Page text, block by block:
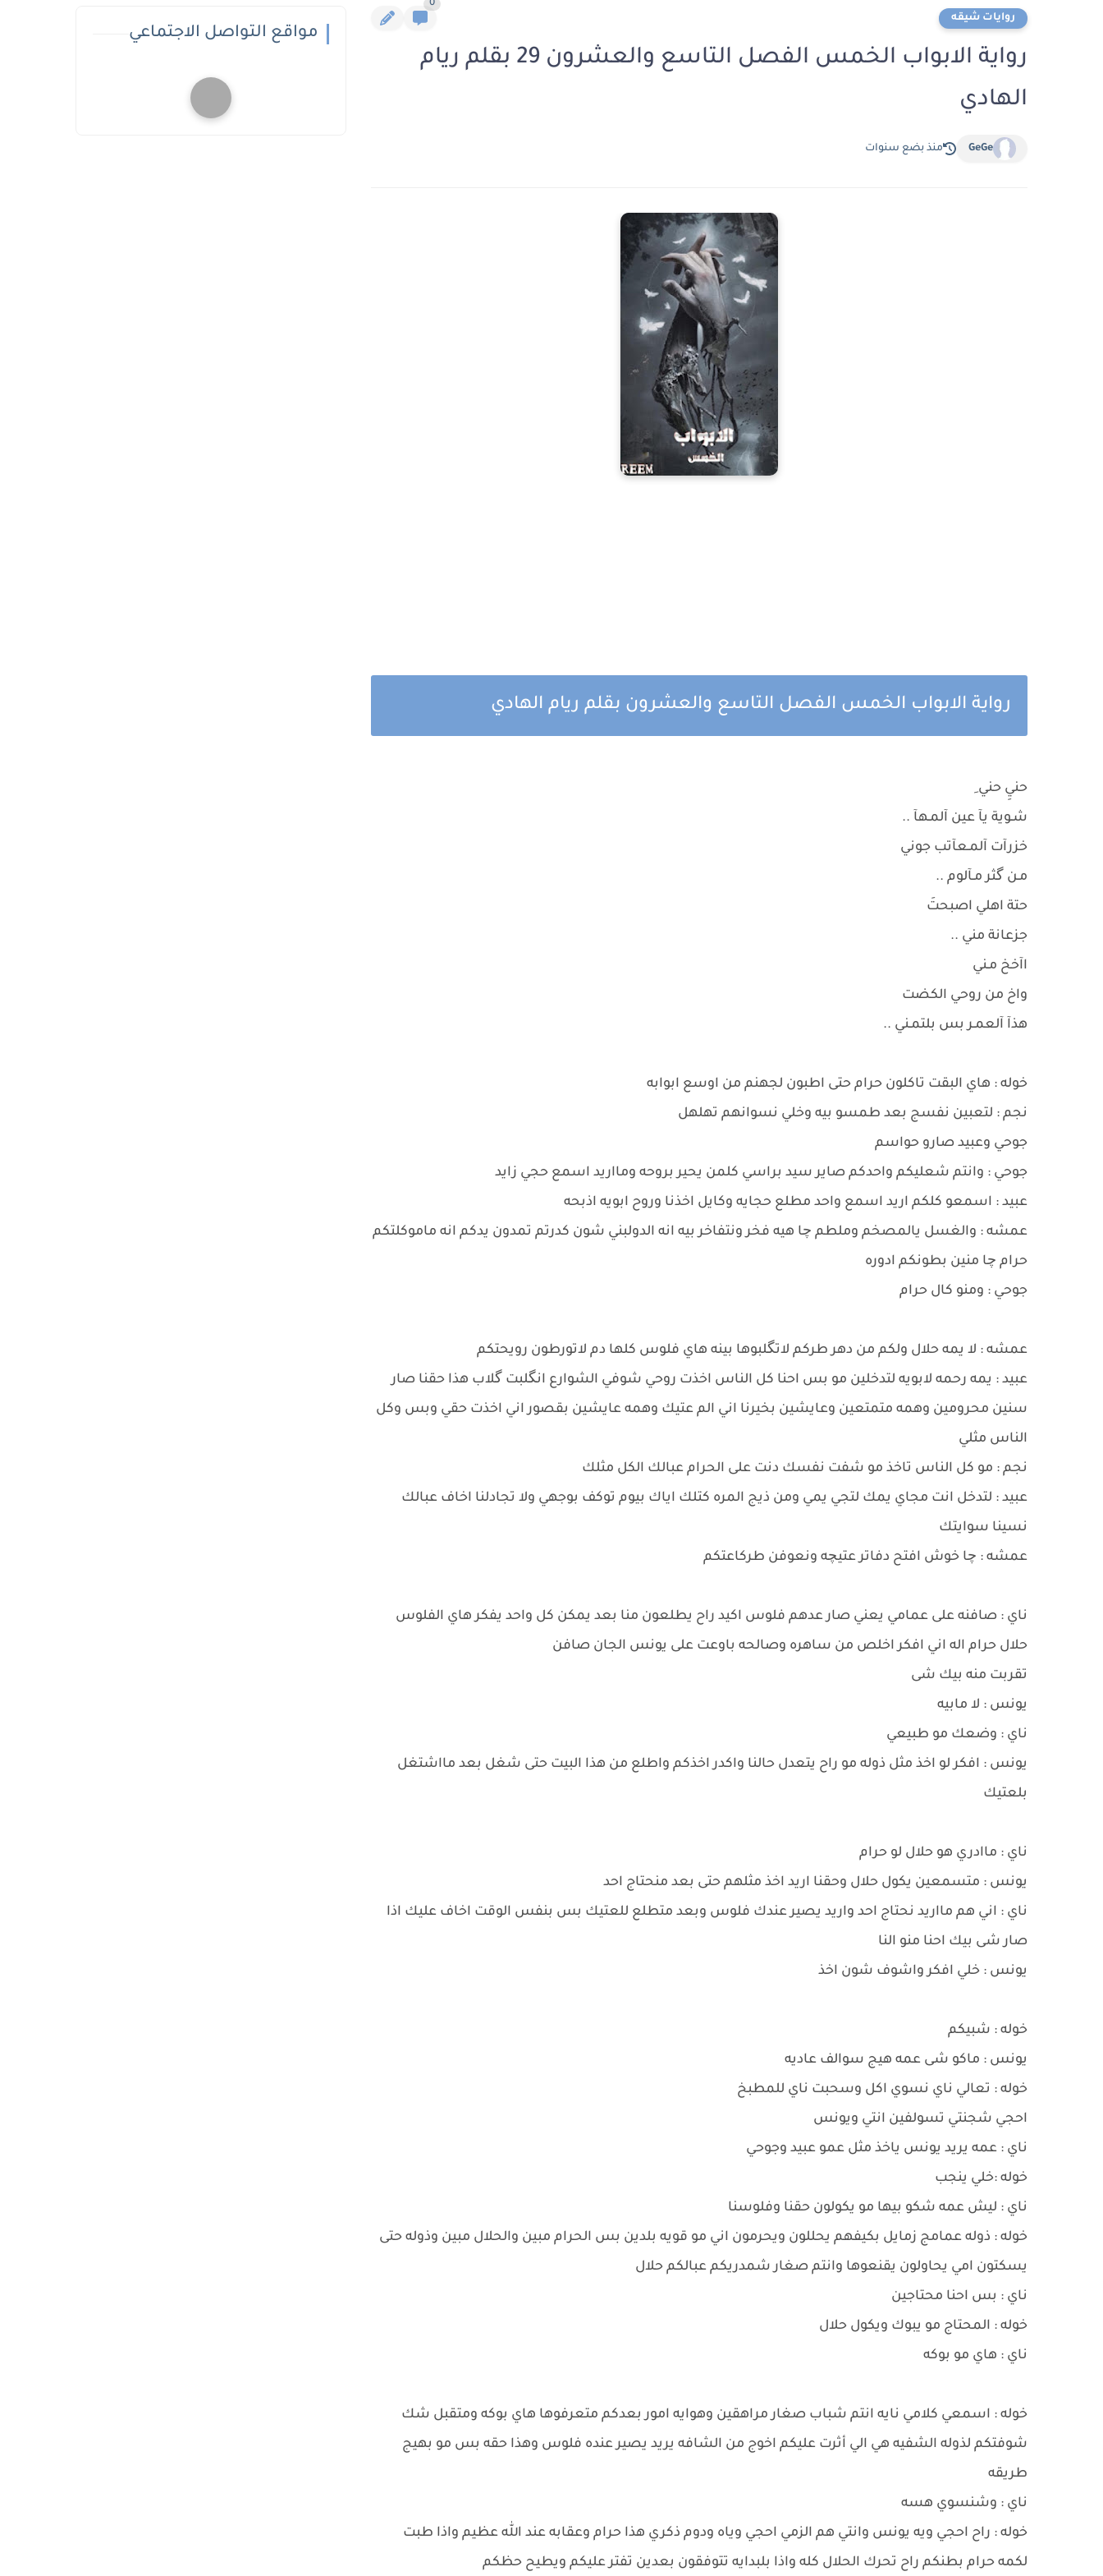
روايات شيقه
0
رواية الابواب الخمس الفصل التاسع والعشرون 29 بقلم ريام
الهادي
GeGe منذ بضع سنوات
رواية الابواب الخمس الفصل التاسع والعشرون بقلم ريام الهادي
حنيِ حني ِ
شـوية يآ عين آلمـهآ ..
خزرآت آلمـعآتب جوني
مـن گثر مـآلوم ..
حتة اهلي اصبحتَ
جزعانة مني ..
اآخخ مـني
واخ من روحي الكضت
هذآ آلعمـر بس بلتمـني ..
خوله : هاي البقت تاكلون حرام حتى اطبون لجهنم من اوسع ابوابه
نجم : لتعبين نفسج بعد طمسو بيه وخلي نسوانهم تهلهل
جوحي وعبيد صارو حواسم
جوحي : وانتم شعليكم واحدكم صاير سيد براسي كلمن يحير بروحه ومااريد اسمع حجي زايد
عبيد : اسمعو كلكم اريد اسمع واحد مطلع حجايه وكايل اخذنا وروح ابويه اذبحه
عمشه : والغسل يالمصخم وملطم چا هيه فخر ونتفاخر بيه انه الدولبني شون كدرتم تمدون يدكم انه ماموكلتكم
حرام چا منين بطونكم ادوره
جوحي : ومنو كال حرام
عمشه : لا يمه حلال ولكم من دهر طركم لاتگلبوها بينه هاي فلوس كلها دم لاتورطون رويحتكم
عبيد : يمه رحمه لابويه لتدخلين مو بس احنا كل الناس اخذت روحي شوفي الشوارع انگلبت گلاب هذا حقنا صار
سنين محرومين وهمه متمتعين وعايشين بخيرنا اني الم عتيك وهمه عايشين بقصور اني اخذت حقي وبس وكل
الناس مثلي
نجم : مو كل الناس تاخذ مو شفت نفسك دنت على الحرام عبالك الكل مثلك
عبيد : لتدخل انت مجاي يمك لتجي يمي ومن ذيج المره كتلك اياك بيوم توكف بوجهي ولا تجادلنا اخاف عبالك
نسينا سوايتك
عمشه : چا خوش افتح دفاتر عتيچه ونعوفن طركاعتكم
ناي : صافنه على عمامي يعني صار عدهم فلوس اكيد راح يطلعون منا بعد يمكن كل واحد يفكر هاي الفلوس
حلال حرام اله اني افكر اخلص من ساهره وصالحه باوعت على يونس الجان صافن
تقربت منه بيك شى
يونس : لا مابيه
ناي : وضعك مو طبيعي
يونس : افكر لو اخذ مثل ذوله مو راح يتعدل حالنا واكدر اخذكم واطلع من هذا البيت حتى شغل بعد مااشتغل
بلعتيك
ناي : ماادري هو حلال لو حرام
يونس : متسمعين يكول حلال وحقنا اريد اخذ مثلهم حتى بعد منحتاج احد
ناي : اني هم مااريد نحتاج احد واريد يصير عندك فلوس وبعد متطلع للعتيك بس بنفس الوقت اخاف عليك اذا
صار شى بيك احنا منو النا
يونس : خلي افكر واشوف شون اخذ
خوله : شبيكم
يونس : ماكو شى عمه هيج سوالف عاديه
خوله : تعالي ناي نسوي اكل وسحبت ناي للمطبخ
احجي شجنتي تسولفين انتي ويونس
ناي : عمه يريد يونس ياخذ مثل عمو عبيد وجوحي
خوله :خلي ينجب
ناي : ليش عمه شكو بيها مو يكولون حقنا وفلوسنا
خوله : ذوله عمامج زمايل بكيفهم يحللون ويحرمون اني مو قويه بلدين بس الحرام مبين والحلال مبين وذوله حتى
يسكتون امي يحاولون يقنعوها وانتم صغار شمدريكم عبالكم حلال
ناي : بس احنا محتاجين
خوله : المحتاج مو يبوك ويكول حلال
ناي : هاي مو بوكه
خوله : اسمعي كلامي نايه انتم شباب صغار مراهقين وهوايه امور بعدكم متعرفوها هاي بوكه ومتقبل شك
شوفتكم لذوله الشفيه هي الي أثرت عليكم اخوج من الشافه يريد يصير عنده فلوس وهذا حقه بس مو بهيج
طريقه
ناي : وشنسوي هسه
خوله : راح احجي ويه يونس وانتي هم الزمي احجي وياه ودوم ذكري هذا حرام وعقابه عند الله عظيم واذا طبت
لكمه حرام بطنكم راح تحرك الحلال كله واذا بلبدايه تتوفقون بعدين تفتر عليكم ويطيح حظكم
مواقع التواصل الاجتماعي